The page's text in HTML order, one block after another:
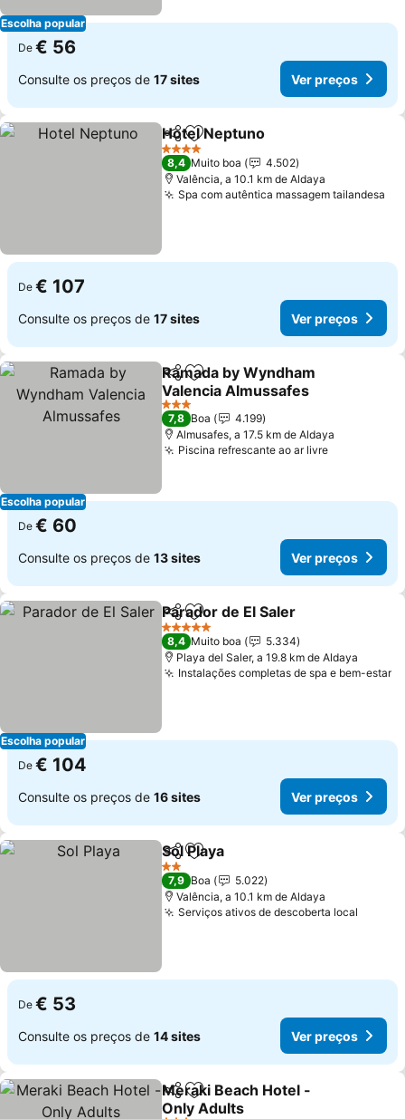
Escolha popular
De € 56
Consulte os preços de 17 sites Ver preços
PartilharAdicionar aos favoritos
Hotel Neptuno
4 Estrelas
8,4 Muito boa
4.502
Valência, a 10.1 km de Aldaya
Spa com autêntica massagem tailandesa
De € 107
Consulte os preços de 17 sites Ver preços
Escolha popular
PartilharAdicionar aos favoritos
Ramada by Wyndham
Valencia Almussafes
Ver preços
3 Estrelas
7,8 Boa
4.199
Almusafes, a 17.5 km de Aldaya
Piscina refrescante ao ar livreVer preços
De € 60
Consulte os preços de 13 sites Ver preços
Escolha popular
PartilharAdicionar aos favoritos
Parador de El Saler
5 Estrelas
8,4 Muito boa
5.334
Playa del Saler, a 19.8 km de Aldaya
Instalações completas de spa e bem-estar
De € 104
Consulte os preços de 16 sites Ver preços
PartilharAdicionar aos favoritos
Sol Playa
2 Estrelas
7,9 Boa
5.022
Valência, a 10.1 km de Aldaya
Serviços ativos de descoberta local
De € 53
Consulte os preços de 14 sites Ver preços
PartilharAdicionar aos favoritos
Meraki Beach Hotel -
Only Adults